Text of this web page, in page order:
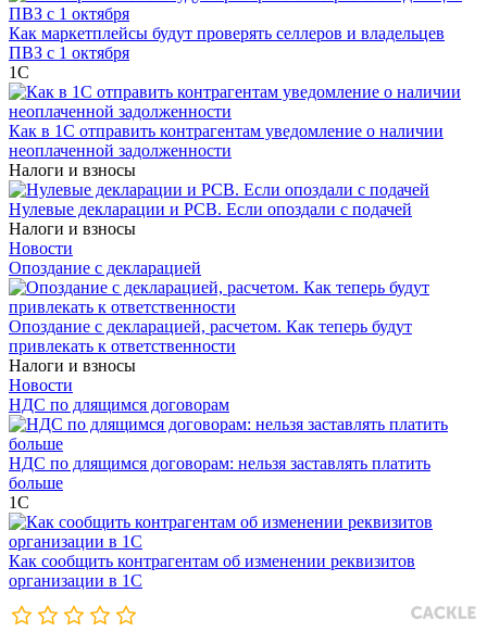
Как маркетплейсы будут проверять селлеров и владельцев
ПВЗ с 1 октября
1С
Как в 1С отправить контрагентам уведомление о наличии
неоплаченной задолженности
Налоги и взносы
Нулевые декларации и РСВ. Если опоздали с подачей
Налоги и взносы
Новости
Опоздание с декларацией
Опоздание с декларацией, расчетом. Как теперь будут
привлекать к ответственности
Налоги и взносы
Новости
НДС по длящимся договорам
НДС по длящимся договорам: нельзя заставлять платить
больше
1С
Как сообщить контрагентам об изменении реквизитов
организации в 1C